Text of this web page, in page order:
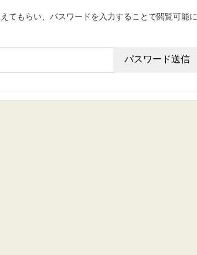
てもらい、パスワードを入力することで閲覧可能に